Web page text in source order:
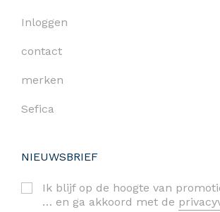
Inloggen
contact
merken
Sefica
NIEUWSBRIEF
Ik blijf op de hoogte van
… en ga akkoord met de